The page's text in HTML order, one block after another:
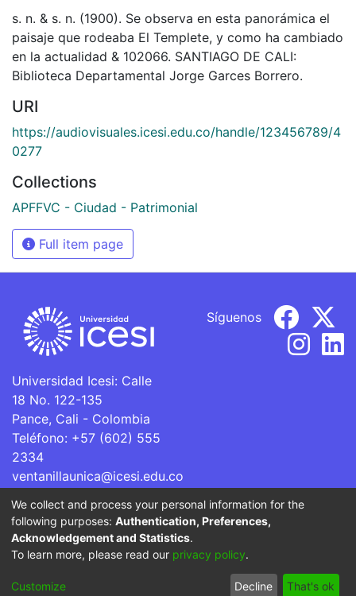
s. n. & s. n. (1900). Se observa en esta panorámica el
paisaje que rodeaba El Templete, y como ha cambiado
en la actualidad & 102066. SANTIAGO DE CALI:
Biblioteca Departamental Jorge Garces Borrero.
URI
https://audiovisuales.icesi.edu.co/handle/123456789/4
0277
Collections
APFFVC - Ciudad - Patrimonial
Full item page
Universidad Icesi: Calle
18 No. 122-135
Pance, Cali - Colombia
Teléfono: +57 (602) 555
2334
ventanillaunica@icesi.edu.co
Síguenos
La Universidad Icesi es una Institución de Educación
Superior que se encuentra sujeta a inspección y vigilancia
por parte del Ministerio de Educación Nacional.
Cookie
End User
Send
We collect and process your personal information for the
following purposes: Authentication, Preferences,
Acknowledgement and Statistics.
To learn more, please read our privacy policy.
Customize Decline That's ok